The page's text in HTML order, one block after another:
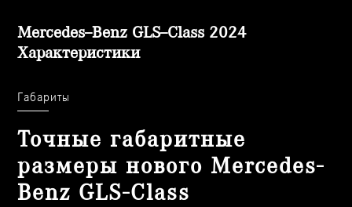
Mercedes–Benz GLS–Class 2024
Характеристики
Габариты
Точные габаритные
размеры нового Mercedes-
Benz GLS-Class